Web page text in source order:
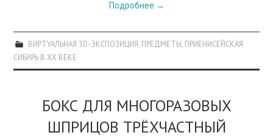
Подробнее →
ВИРТУАЛЬНАЯ 3D-ЭКСПОЗИЦИЯ, ПРЕДМЕТЫ, ПРИЕНИСЕЙСКАЯ
СИБИРЬ В XX ВЕКЕ
БОКС ДЛЯ МНОГОРАЗОВЫХ
ШПРИЦОВ ТРЁХЧАСТНЫЙ